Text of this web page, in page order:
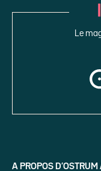
Le
A PROPOS D’OSTRUM